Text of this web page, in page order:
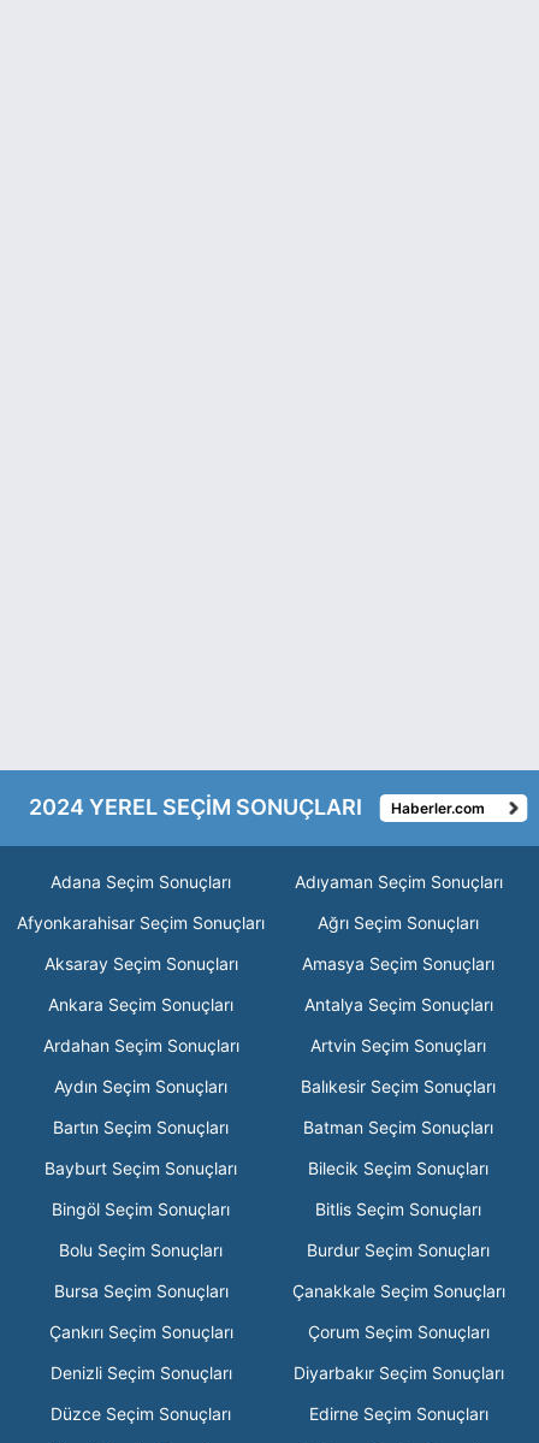
2024 YEREL SEÇİM SONUÇLARI Haberler.com
Adana Seçim Sonuçları
Adıyaman Seçim Sonuçları
Afyonkarahisar Seçim Sonuçları
Ağrı Seçim Sonuçları
Aksaray Seçim Sonuçları
Amasya Seçim Sonuçları
Ankara Seçim Sonuçları
Antalya Seçim Sonuçları
Ardahan Seçim Sonuçları
Artvin Seçim Sonuçları
Aydın Seçim Sonuçları
Balıkesir Seçim Sonuçları
Bartın Seçim Sonuçları
Batman Seçim Sonuçları
Bayburt Seçim Sonuçları
Bilecik Seçim Sonuçları
Bingöl Seçim Sonuçları
Bitlis Seçim Sonuçları
Bolu Seçim Sonuçları
Burdur Seçim Sonuçları
Bursa Seçim Sonuçları
Çanakkale Seçim Sonuçları
Çankırı Seçim Sonuçları
Çorum Seçim Sonuçları
Denizli Seçim Sonuçları
Diyarbakır Seçim Sonuçları
Düzce Seçim Sonuçları
Edirne Seçim Sonuçları